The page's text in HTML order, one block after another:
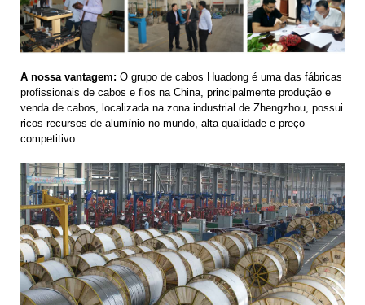
A nossa vantagem: O grupo de cabos Huadong é uma das fábricas
profissionais de cabos e fios na China, principalmente produção e
venda de cabos, localizada na zona industrial de Zhengzhou, possui
ricos recursos de alumínio no mundo, alta qualidade e preço
competitivo.